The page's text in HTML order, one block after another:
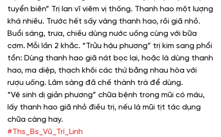
tuyển biên” Trị lan vĩ viêm vị thống. Thanh hao một lượng
khá nhiều. Trước hết sấy vàng thanh hao, rồi giã nhỏ.
Buổi sáng, trưa, chiều dùng nước uống cùng với bữa
cơm. Mỗi lần 2 khắc. “Trửu hậu phương” trị kim sang phổi
tổn: Dùng thanh hao giã nát bọc lại, hoặc là dùng thanh
hao, ma diệp, thạch khôi các thứ bằng nhau hòa với
rượu uống. Lâm sàng đã chế thành trà để dùng.
“Vệ sinh dị giản phương” chữa bệnh trong mũi có máu,
lấy thanh hao giã nhỏ điều trị, nếu là mũi tịt tác dụng
chữa càng hay.
#Ths_Bs_Vũ_Trí_Linh